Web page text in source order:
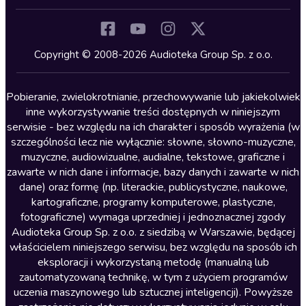
Kryminały
Lektury szkolne
Literatura anglojęzyczna
Literatura faktu
Literatura obyczajowa
Literatura piękna obca
Literatura piękna polska
Nagrania relaksacyjne
Nauka języków
Nauki humanistyczne
Podcasty i audycje
Copyright © 2008-2026 Audioteka Group Sp. z o.o.
Pobieranie, zwielokrotnianie, przechowywanie lub jakiekolwiek
inne wykorzystywanie treści dostępnych w niniejszym
serwisie - bez względu na ich charakter i sposób wyrażenia (w
szczególności lecz nie wyłącznie: słowne, słowno-muzyczne,
muzyczne, audiowizualne, audialne, tekstowe, graficzne i
zawarte w nich dane i informacje, bazy danych i zawarte w nich
dane) oraz formę (np. literackie, publicystyczne, naukowe,
kartograficzne, programy komputerowe, plastyczne,
fotograficzne) wymaga uprzedniej i jednoznacznej zgody
Audioteka Group Sp. z o.o. z siedzibą w Warszawie, będącej
właścicielem niniejszego serwisu, bez względu na sposób ich
eksploracji i wykorzystaną metodę (manualną lub
zautomatyzowaną technikę, w tym z użyciem programów
uczenia maszynowego lub sztucznej inteligencji). Powyższe